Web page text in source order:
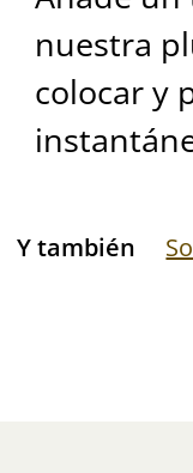
nuestra
colocar y
Y también